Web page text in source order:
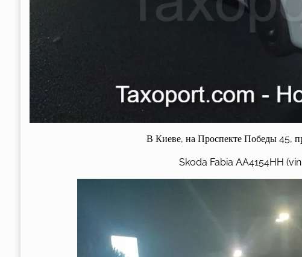
В Киеве, на Проспекте Победы 45,
Skoda Fabia AA4154HH